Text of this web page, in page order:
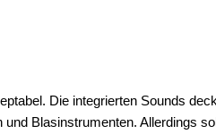
Die integrierten Sounds
Blasinstrumenten. Allerdings